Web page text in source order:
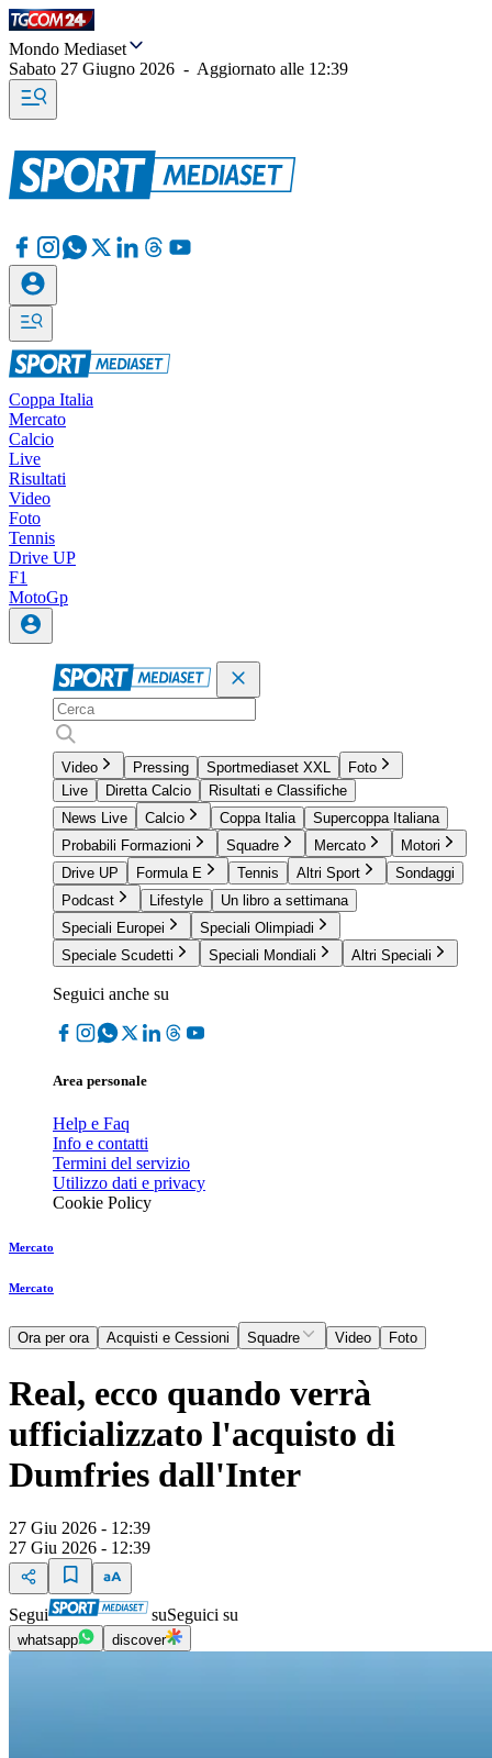
Mondo Mediaset
Sabato 27 Giugno 2026 - Aggiornato alle 12:39
Coppa Italia
Mercato
Calcio
Live
Risultati
Video
Foto
Tennis
Drive UP
F1
MotoGp
Video Pressing Sportmediaset XXL
Foto
Live
Diretta Calcio
Risultati e Classifiche
News Live
Calcio Coppa Italia
Supercoppa Italiana
Probabili Formazioni
Squadre Mercato
Motori
Drive UP
Formula E Tennis Altri Sport
Sondaggi
Podcast
Lifestyle
Un libro a settimana
Speciali Europei
Speciali Olimpiadi
Speciale Scudetti
Speciali Mondiali Altri Speciali
Seguici anche su
Area personale
Help e Faq
Info e contatti
Termini del servizio
Utilizzo dati e privacy
Cookie Policy
Mercato
Mercato
Ora per ora Acquisti e Cessioni Squadre Video Foto
Real, ecco quando verrà
ufficializzato l'acquisto di
Dumfries dall'Inter
27 Giu 2026 - 12:39
27 Giu 2026 - 12:39
Segui suSeguici su
whatsapp discover